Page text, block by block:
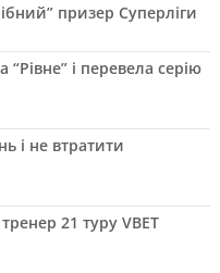
призер Суперліги
і перевела серію
і не втратити
21 туру VBET